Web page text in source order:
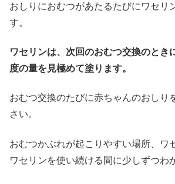
おしりにおむつがあたるたびにワセリ
す。
ワセリンは、次回のおむつ交換のとき
度の量を見極めて塗ります。
おむつ交換のたびに赤ちゃんのおしり
さい。
おむつかぶれが起こりやすい場所、ワ
ワセリンを使い続ける間に少しずつわ